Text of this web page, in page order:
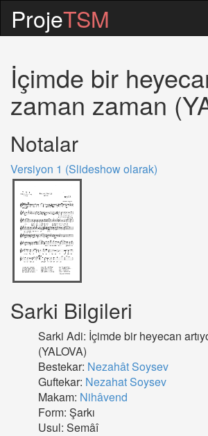
ProjeTSM
İçimde bir
zaman zaman
Notalar
Versiyon 1 (Slideshow olarak)
Sarki Bilgileri
Sarki Adi: İçimde bir heyecan
(YALOVA)
Bestekar: Nezahât Soysev
Guftekar: Nezahat Soysev
Makam: Nihâvend
Form: Şarkı
Usul: Semâî